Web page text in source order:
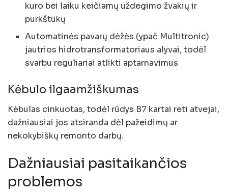
kuro bei laiku keičiamų uždegimo žvakių ir
purkštukų
Automatinės pavarų dėžės (ypač Multitronic)
jautrios hidrotransformatoriaus alyvai, todėl
svarbu reguliariai atlikti aptarnavimus
Kėbulo ilgaamžiškumas
Kėbulas cinkuotas, todėl rūdys B7 kartai reti atvejai,
dažniausiai jos atsiranda dėl pažeidimų ar
nekokybiškų remonto darbų.
Dažniausiai pasitaikančios
problemos